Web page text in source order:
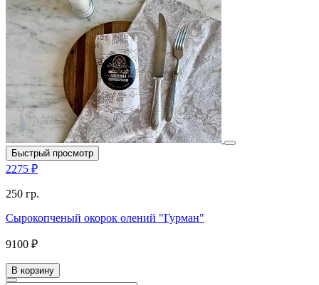
Быстрый просмотр
2275 ₽
250 гр.
Сырокопченый окорок олений "Гурман"
9100 ₽
В корзину